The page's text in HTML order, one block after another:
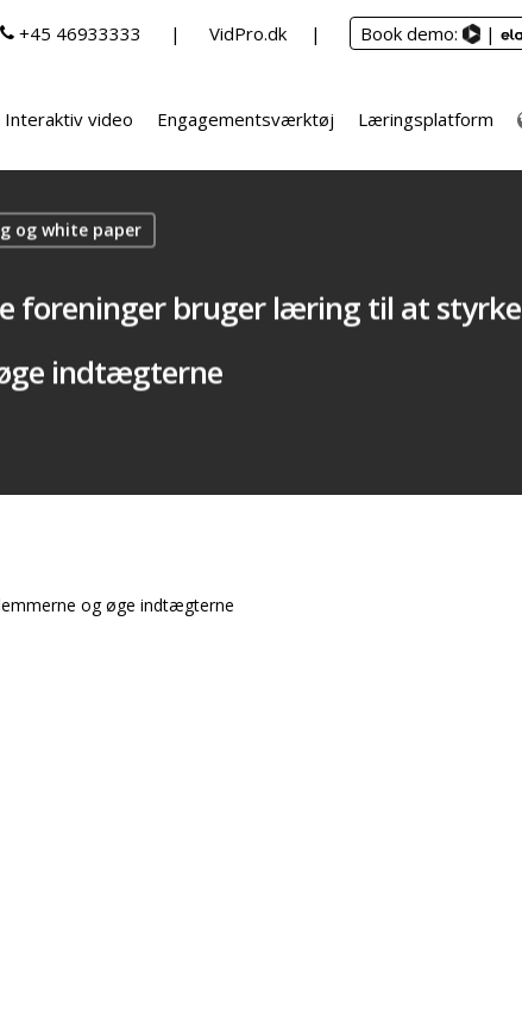
+45 46933333 VidPro.dk Book demo: |
Interaktiv video Engagementsværktøj Læringsplatform
og white paper
foreninger bruger læring til at styrke
indtægterne
og øge indtægterne